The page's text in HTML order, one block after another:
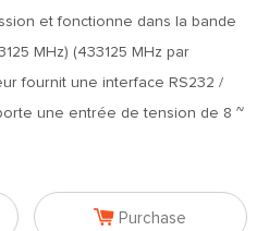
et fonctionne dans la bande
MHz) (433125 MHz par
fournit une interface RS232 /
une entrée de tension de 8 ~
 Purchase